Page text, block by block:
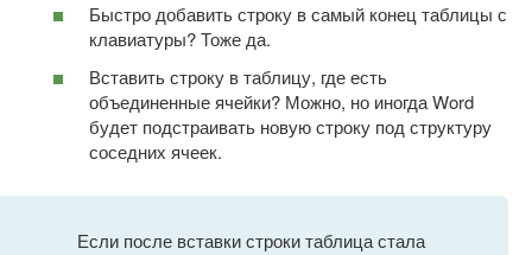
Быстро добавить строку в самый конец таблицы с
клавиатуры? Тоже да.
Вставить строку в таблицу, где есть
объединенные ячейки? Можно, но иногда Word
будет подстраивать новую строку под структуру
соседних ячеек.
Если после вставки строки таблица стала